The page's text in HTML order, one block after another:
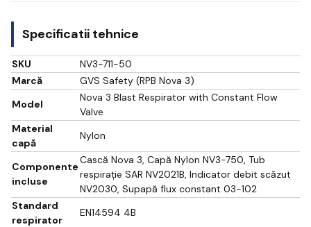
Specificatii tehnice
SKU
NV3-711-50
Marcă
GVS Safety (RPB Nova 3)
Model
Nova 3 Blast Respirator with Constant Flow
Valve
Material
capă
Nylon
Componente
incluse
Cască Nova 3, Capă Nylon NV3-750, Tub
respirație SAR NV2021B, Indicator debit scăzut
NV2030, Supapă flux constant 03-102
Standard
respirator
EN14594 4B